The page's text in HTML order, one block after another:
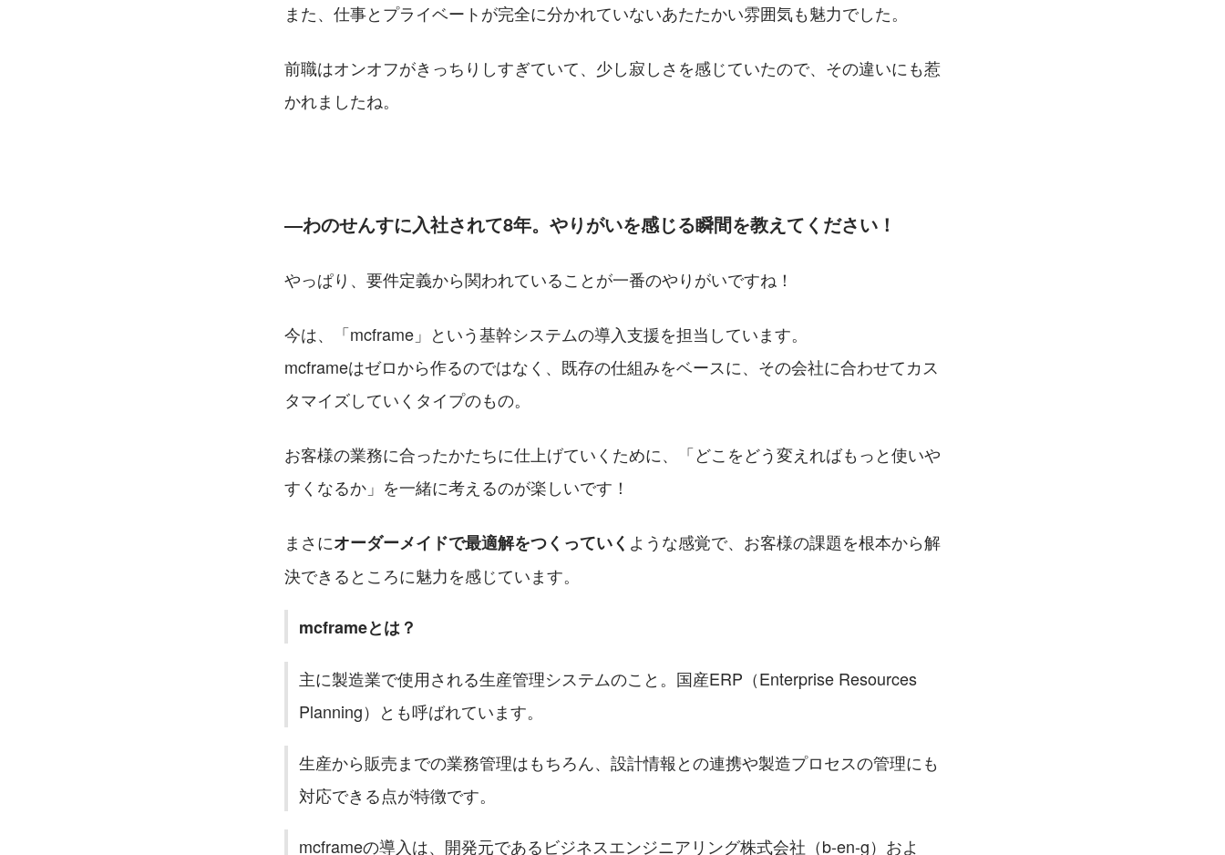
また、仕事とプライベートが完全に分かれていないあたたかい雰囲気も魅力でした。
前職はオンオフがきっちりしすぎていて、少し寂しさを感じていたので、その違いにも惹
かれましたね。
―わのせんすに入社されて8年。やりがいを感じる瞬間を教えてください！
やっぱり、要件定義から関われていることが一番のやりがいですね！
今は、「mcframe」という基幹システムの導入支援を担当しています。
mcframeはゼロから作るのではなく、既存の仕組みをベースに、その会社に合わせてカス
タマイズしていくタイプのもの。
お客様の業務に合ったかたちに仕上げていくために、「どこをどう変えればもっと使いや
すくなるか」を一緒に考えるのが楽しいです！
まさにオーダーメイドで最適解をつくっていく ような感覚で、お客様の課題を根本から解
決できるところに魅力を感じています。
mcframeとは？
主に製造業で使用される生産管理システムのこと。国産ERP（Enterprise Resources
Planning）とも呼ばれています。
生産から販売までの業務管理はもちろん、設計情報との連携や製造プロセスの管理にも
対応できる点が特徴です。
mcframeの導入は、開発元であるビジネスエンジニアリング株式会社（b-en-g）およ